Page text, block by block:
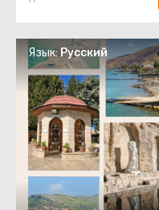
Язык:Русский